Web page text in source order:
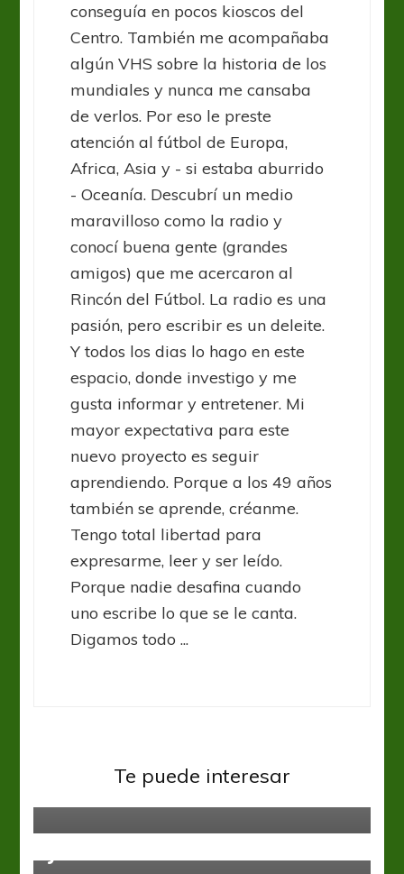
conseguía en pocos kioscos del
Centro. También me acompañaba
algún VHS sobre la historia de los
mundiales y nunca me cansaba
de verlos. Por eso le preste
atención al fútbol de Europa,
Africa, Asia y - si estaba aburrido
- Oceanía. Descubrí un medio
maravilloso como la radio y
conocí buena gente (grandes
amigos) que me acercaron al
Rincón del Fútbol. La radio es una
pasión, pero escribir es un deleite.
Y todos los dias lo hago en este
espacio, donde investigo y me
gusta informar y entretener. Mi
mayor expectativa para este
nuevo proyecto es seguir
aprendiendo. Porque a los 49 años
también se aprende, créanme.
Tengo total libertad para
expresarme, leer y ser leído.
Porque nadie desafina cuando
uno escribe lo que se le canta.
Digamos todo ...
Te puede interesar
Alemania Bundesliga Ligas del mundo